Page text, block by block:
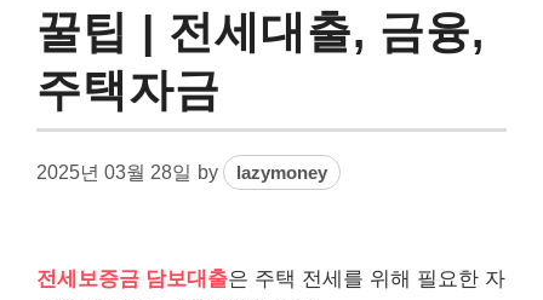
꿀팁 | 전세대출, 금융,
주택자금
2025년 03월 28일 by lazymoney
전세보증금 담보대출은 주택 전세를 위해 필요한 자